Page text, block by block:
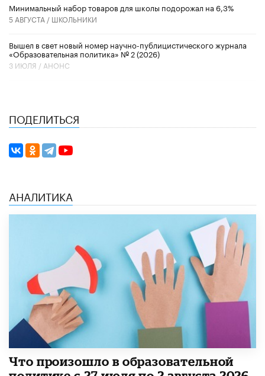
Минимальный набор товаров для школы подорожал на 6,3%
5 АВГУСТА / ШКОЛЬНИКИ
Вышел в свет новый номер научно-публицистического журнала
«Образовательная политика» № 2 (2026)
3 ИЮЛЯ / АНОНС
ПОДЕЛИТЬСЯ
АНАЛИТИКА
​Что произошло в образовательной